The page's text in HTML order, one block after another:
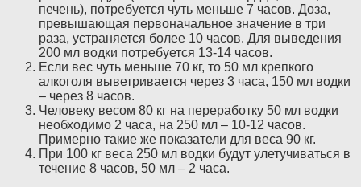
печень), потребуется чуть меньше 7 часов. Доза,
превышающая первоначальное значение в три
раза, устраняется более 10 часов. Для выведения
200 мл водки потребуется 13-14 часов.
Если вес чуть меньше 70 кг, то 50 мл крепкого
алкоголя выветривается через 3 часа, 150 мл водки
– через 8 часов.
Человеку весом 80 кг на переработку 50 мл водки
необходимо 2 часа, на 250 мл – 10-12 часов.
Примерно такие же показатели для веса 90 кг.
При 100 кг веса 250 мл водки будут улетучиваться в
течение 8 часов, 50 мл – 2 часа.